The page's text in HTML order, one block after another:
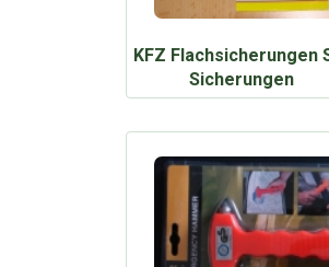
KFZ Flachsicherungen
Sicherungen